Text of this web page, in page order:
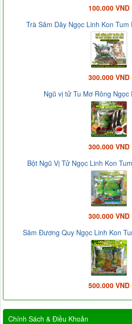
100.000 VND
Trà Sâm Dây Ngọc Linh Kon
300.000 VND
Ngũ vị tử Tu Mơ Rông Ngọc
300.000 VND
Bột Ngũ Vị Tử Ngọc Linh Kon
300.000 VND
Sâm Đương Quy Ngọc Linh Kon
500.000 VND
Chính Sách & Điều Khoản